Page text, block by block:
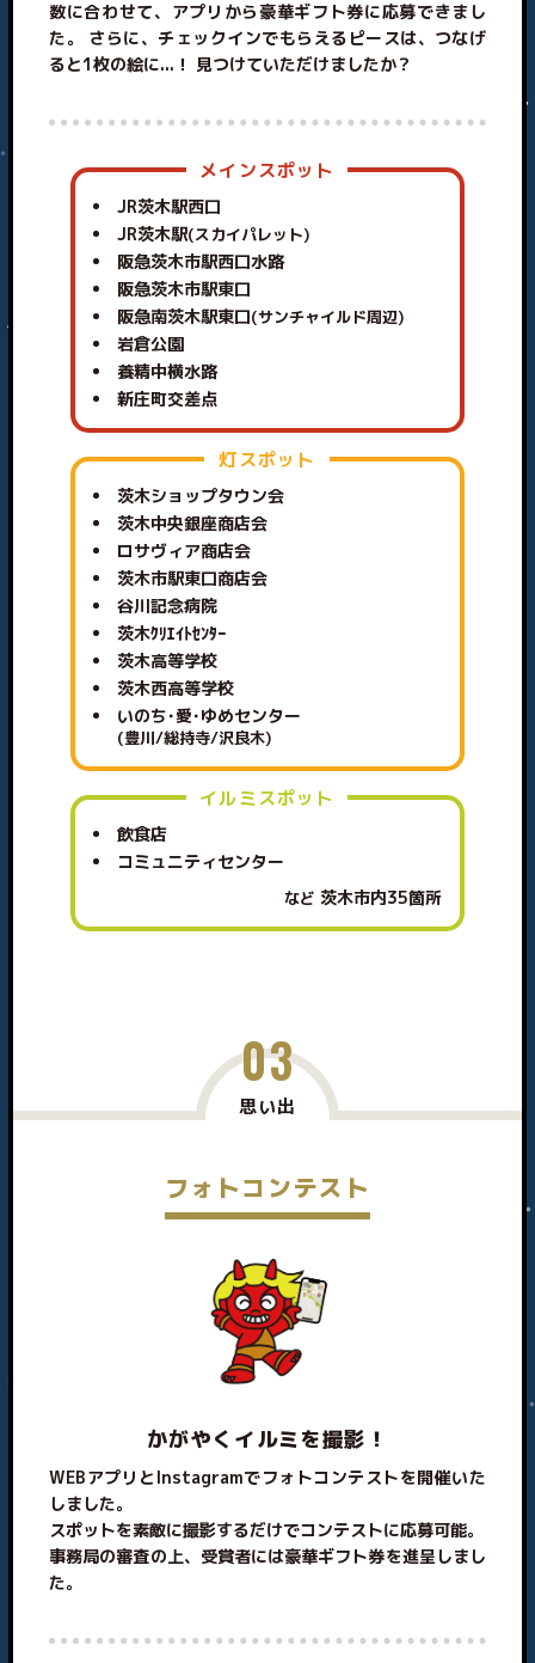
数に合わせて、アプリから豪華ギフト券に応募できまし
た。 さらに、チェックインでもらえるピースは、つなげ
ると1枚の絵に...！ 見つけていただけましたか？
メインスポット
JR茨木駅西口
JR茨木駅(スカイパレット)
阪急茨木市駅西口水路
阪急茨木市駅東口
阪急南茨木駅東口(サンチャイルド周辺)
岩倉公園
養精中横水路
新庄町交差点
灯スポット
茨木ショップタウン会
茨木中央銀座商店会
ロサヴィア商店会
茨木市駅東口商店会
谷川記念病院
茨木ｸﾘｴｲﾄｾﾝﾀｰ
茨木高等学校
茨木西高等学校
いのち･愛･ゆめセンター
(豊川/総持寺/沢良木)
イルミスポット
飲食店
コミュニティセンター
など 茨木市内35箇所
03
思い出
フォトコンテスト
かがやくイルミを撮影！
WEBアプリとInstagramでフォトコンテストを開催いた
しました。
スポットを素敵に撮影するだけでコンテストに応募可能。
事務局の審査の上、受賞者には豪華ギフト券を進呈しまし
た。